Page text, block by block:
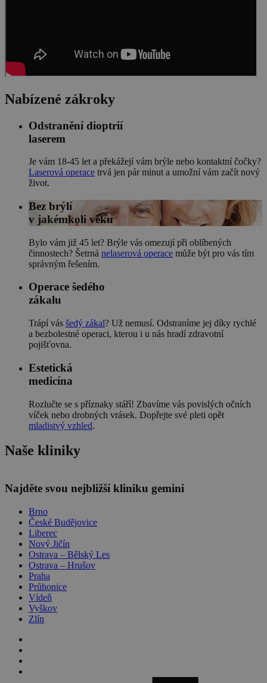
Nabízené zákroky
Odstranění dioptrií
laserem
Je vám 18-45 let a překážejí vám brýle nebo kontaktní čočky?
Laserová operace trvá jen pár minut a umožní vám začít nový
život.
Bez brýlí
v jakémkoli věku
Bylo vám již 45 let? Brýle vás omezují při oblíbených
činnostech? Šetrná nelaserová operace může být pro vás tím
správným řešením.
Operace šedého
zákalu
Trápí vás šedý zákal? Už nemusí. Odstraníme jej díky rychlé
a bezbolestné operaci, kterou i u nás hradí zdravotní
pojišťovna.
Estetická
medicína
Rozlučte se s příznaky stáří! Zbavíme vás povislých očních
víček nebo drobných vrásek. Dopřejte své pleti opět
mladistvý vzhled.
Naše kliniky
Najděte svou nejbližší kliniku gemini
Brno
České Budějovice
Liberec
Nový Jičín
Ostrava – Bělský Les
Ostrava – Hrušov
Praha
Průhonice
Vídeň
Vyškov
Zlín